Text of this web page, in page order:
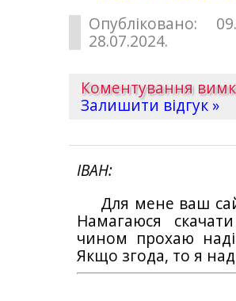
Опубліковано:
28.07.2024.
Коментування
Залишити відгук »
ІВАН
Для мене ваш
Намагаюся
чином прохаю
Якщо згода, то я